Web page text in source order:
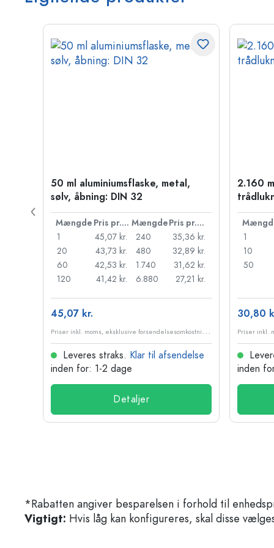
50 ml aluminiumsflaske, metal,
sølv, åbning: DIN 32
Mængde Pris pr. stk. Mængde
Pris pr. stk.
1
45,07 kr.
20
43,73 kr.
60
42,53 kr.
120
41,42 kr.
240
35,36 kr.
480
32,89 kr.
1.740
31,62 kr.
6.880
27,21 kr.
45,07 kr.
P
riser inkl. moms, eksklusive forsendelsesomkostninger
Leveres straks. Klar til afsendelse
inden for: 1-2 dage
Detaljer
2.160
1
10
50
30,80
inden
*Rabatten angiver besparelsen i forhold til
Vigtigt: Hvis låg kan konfigureres, skal disse